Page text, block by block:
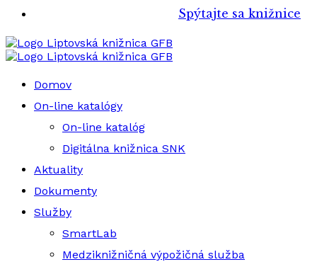
Spýtajte sa knižnice
Liptovská knižnica GFB
Liptovská knižnica GFB
Domov
On-line katalógy
On-line katalóg
Digitálna knižnica SNK
Aktuality
Dokumenty
Služby
SmartLab
Medziknižničná výpožičná služba